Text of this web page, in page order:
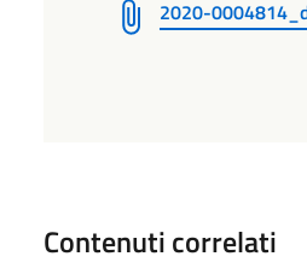
2020-
Contenuti correlati